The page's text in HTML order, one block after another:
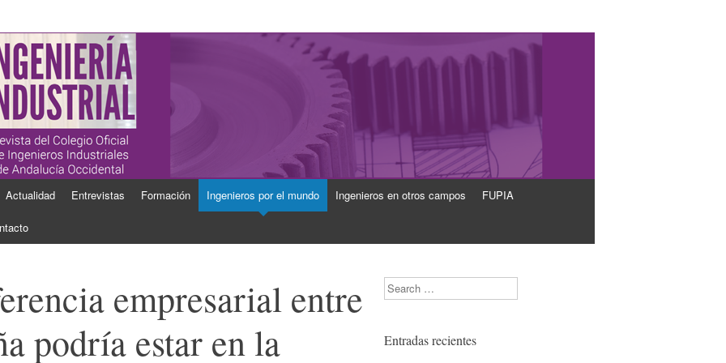
de Andalucía Occidental
Actualidad Entrevistas Formación Ingenieros por el mundo Ingenieros en otros campos FUPIA
empresarial entre
podría estar en la
Search
Entradas recientes